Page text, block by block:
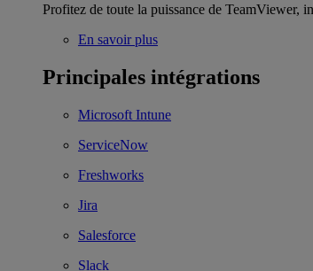
Profitez de toute la puissance de TeamViewer,
En savoir plus
Principales intégrations
Microsoft Intune
ServiceNow
Freshworks
Jira
Salesforce
Slack